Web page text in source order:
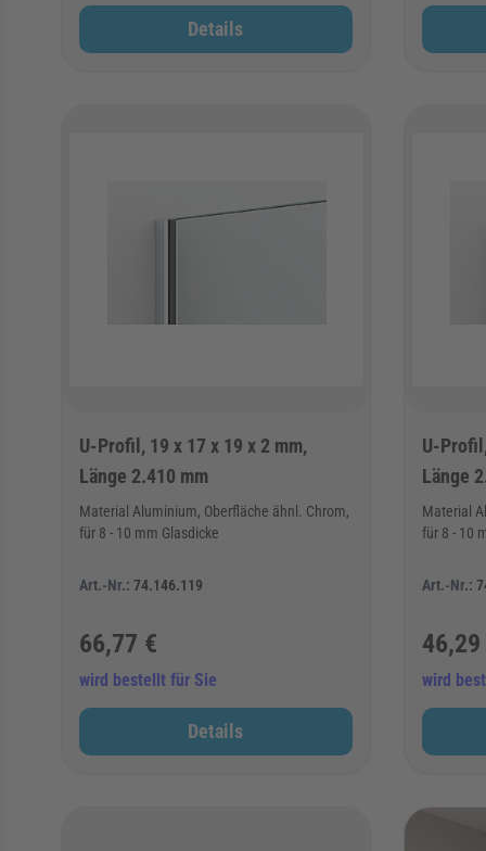
Details
U-Profil, 19 x 17 x 19 x 2 mm,
Länge 2.410 mm
Material Aluminium, Oberfläche ähnl. Chrom,
für 8 - 10 mm Glasdicke
Art.-Nr.: 74.146.119
66,77 €
wird bestellt für Sie
Details
U-
Länge
Material
für 8 - 10
Art.-Nr.:
46,29
wird